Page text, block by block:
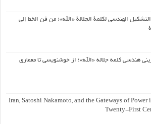
التشكيل الهندسي لكلمة الجلالة «الله»؛ من فن الخط إلى
هندسی کلمه جلاله «الله»؛ از خوشنویسی تا معماری
Iran, Satoshi Nakamoto, and the Gateways of Power
Twenty-First